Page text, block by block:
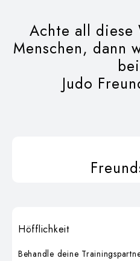
Höfflichkeit
Behandle deine
Achte all diese
Menschen, dann
Judo